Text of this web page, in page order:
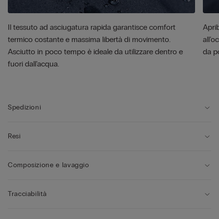
Il tessuto ad asciugatura rapida garantisce comfort
termico costante e massima libertà di movimento.
Asciutto in poco tempo è ideale da utilizzare dentro e
fuori dall'acqua.
da
Spedizioni
Resi
Composizione e lavaggio
Tracciabilità